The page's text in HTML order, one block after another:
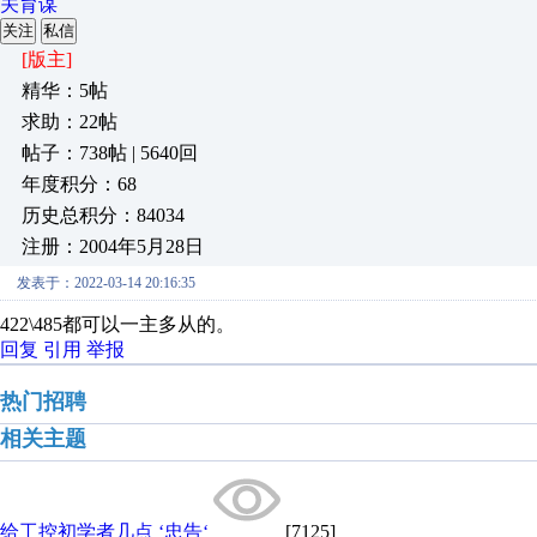
关育谋
关注 私信
[版主]
精华：5帖
求助：22帖
帖子：738帖 | 5640回
年度积分：68
历史总积分：84034
注册：2004年5月28日
发表于：2022-03-14 20:16:35
422\485都可以一主多从的。
回复 引用 举报
热门招聘
相关主题
给工控初学者几点 ‘忠告‘ [7125]